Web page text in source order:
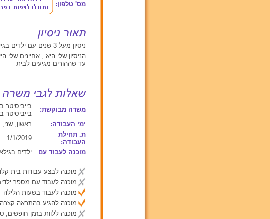
מס' טלפון:
ניסיון מעל 3 שנים עם ילדים בגילאים בין 2 ל 6
הניסיון שלי היא , אחיינים
עד שההורים מגיעים לבית
משרה מבוקשת:
בייביסיטר
בייביסיטר
ימי העבודה:
ראשון,
ת. תחילת
העבודה:
1/1/2019
מוכנה לעבוד עם
ילדים בגילאים
מוכנה לבצע עבודות בית
מוכנה לעבוד עם מספר
מוכנה לעבוד בשעות הלילה
מוכנה להגיע בהתראה קצרה
מוכנה ללוות בזמן חופשים,